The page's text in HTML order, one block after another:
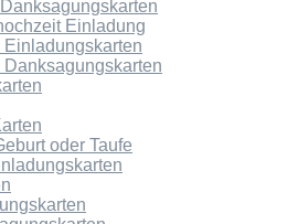
Einladung
Einladungskarten
Danksagungskarten
oder Taufe